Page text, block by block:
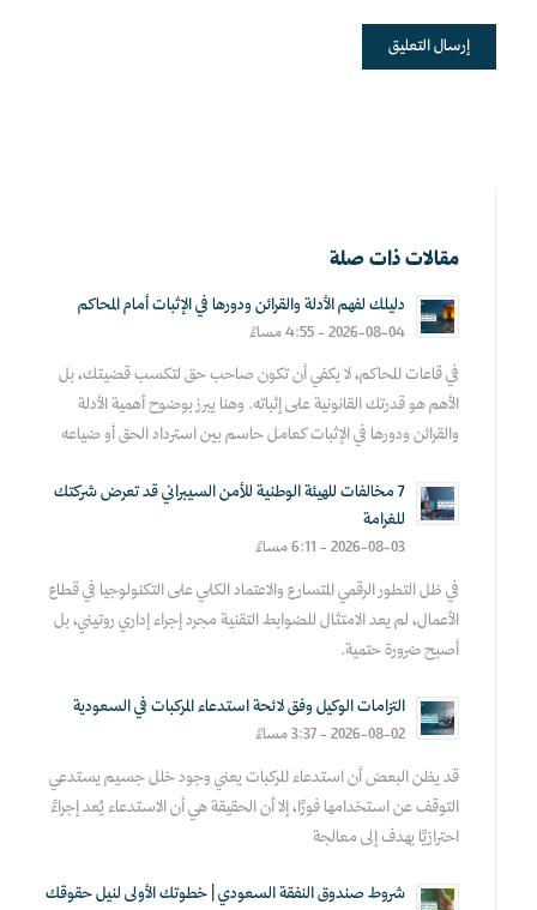
مقالات ذات صلة
دليلك لفهم الأدلة والقرائن ودورها في الإثبات أمام المحاكم
2026-08-04 - 4:55 مساءً
في قاعات المحاكم، لا يكفي أن تكون صاحب حق لتكسب قضيتك، بل
الأهم هو قدرتك القانونية على إثباته. وهنا يبرز بوضوح أهمية الأدلة
والقرائن ودورها في الإثبات كعامل حاسم بين استرداد الحق أو ضياعه
7 مخالفات للهيئة الوطنية للأمن السيبراني قد تعرض شركتك
للغرامة
2026-08-03 - 6:11 مساءً
في ظل التطور الرقمي المتسارع والاعتماد الكلي على التكنولوجيا في قطاع
الأعمال، لم يعد الامتثال للضوابط التقنية مجرد إجراء إداري روتيني، بل
أصبح ضرورة حتمية.
التزامات الوكيل وفق لائحة استدعاء المركبات في السعودية
2026-08-02 - 3:37 مساءً
قد يظن البعض أن استدعاء المركبات يعني وجود خلل جسيم يستدعي
التوقف عن استخدامها فورًا، إلا أن الحقيقة هي أن الاستدعاء يُعد إجراءً
احترازيًا يهدف إلى معالجة
شروط صندوق النفقة السعودي | خطوتك الأولى لنيل حقوقك